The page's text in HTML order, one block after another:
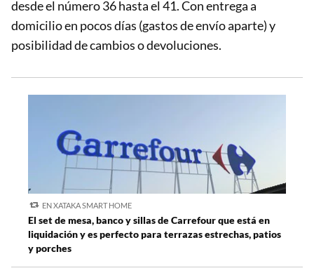
desde el número 36 hasta el 41. Con entrega a
domicilio en pocos días (gastos de envío aparte) y
posibilidad de cambios o devoluciones.
EN XATAKA SMART HOME
El set de mesa, banco y sillas de Carrefour que está en
liquidación y es perfecto para terrazas estrechas, patios
y porches